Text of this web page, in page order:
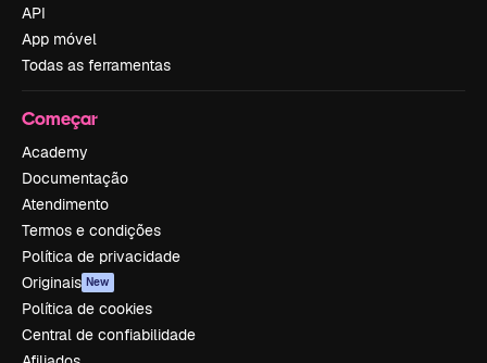
API
App móvel
Todas as ferramentas
Começar
Academy
Documentação
Atendimento
Termos e condições
Política de privacidade
Originais New
Política de cookies
Central de confiabilidade